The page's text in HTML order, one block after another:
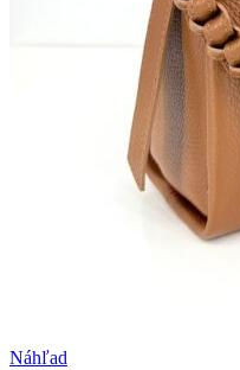
Náhľad